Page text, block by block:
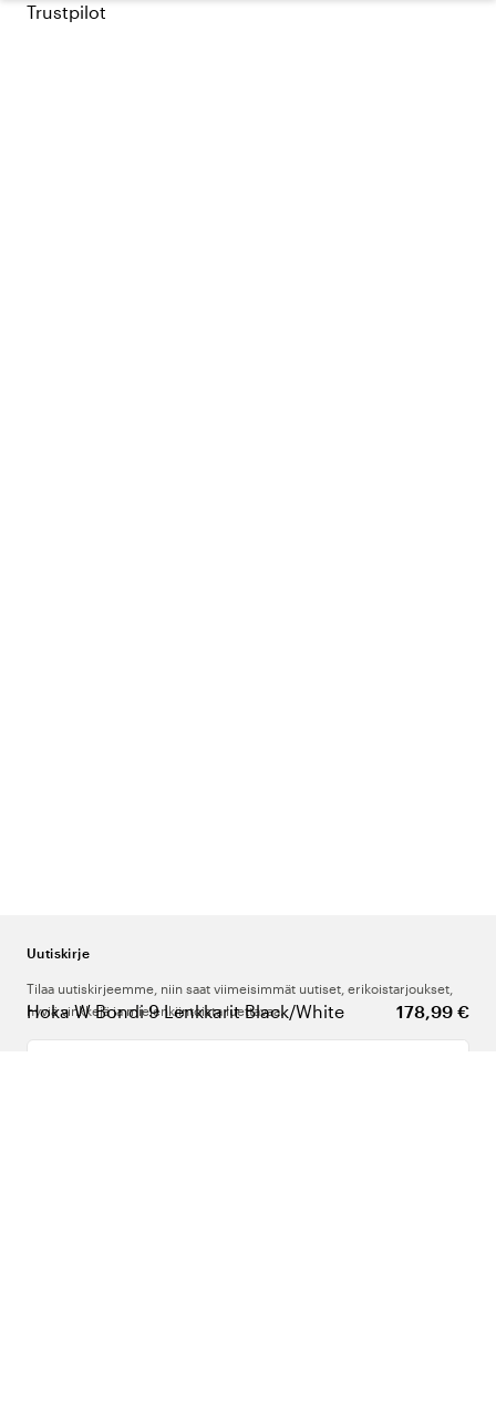
Hoka W Bondi 9 Lenkkarit Black/White 178,99 €
Trustpilot
Uutiskirje
Tilaa uutiskirjeemme, niin saat viimeisimmät uutiset, erikoistarjoukset,
hyviä vinkkejä ja mielenkiintoista luettavaa.
Kirjoita sähköpostiosoitteesi